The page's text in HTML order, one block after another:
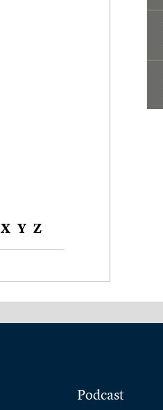
X Y Z
Podcast